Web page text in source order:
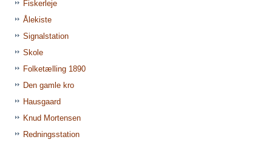
Fiskerleje
Ålekiste
Signalstation
Skole
Folketælling 1890
Den gamle kro
Hausgaard
Knud Mortensen
Redningsstation